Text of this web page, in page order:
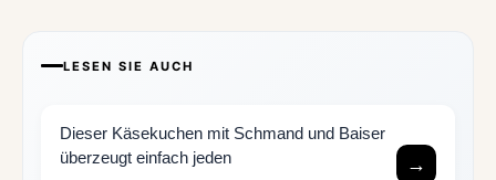
LESEN SIE AUCH
Dieser Käsekuchen mit Schmand und Baiser
überzeugt einfach jeden
→